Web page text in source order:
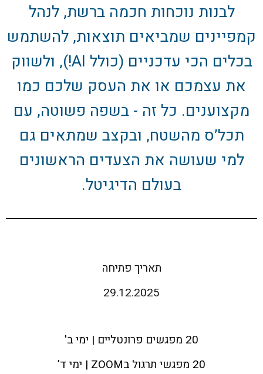
לבנות נוכחות חכמה ברשת, לנהל
קמפיינים שמביאים תוצאות, להשתמש
בכלים הכי עדכניים (כולל AI!), ולשווק
את עצמכם או את העסק שלכם כמו
מקצוענים. כל זה - בשפה פשוטה, עם
תכל’ס מהשטח, ובקצב שמתאים גם
למי שעושה את הצעדים הראשונים
בעולם הדיגיטל.
תאריך פתיחה
29.12.2025
20 מפגשים פרונטליים | ימי ב'
20 מפגשי תרגול בZOOM | ימי ד'